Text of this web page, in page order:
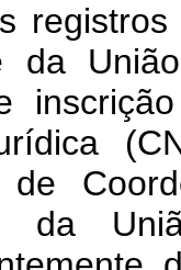
da
de
da